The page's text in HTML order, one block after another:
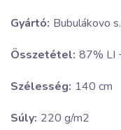
Gyártó: Bubulákovo
Összetétel: 87% LI
Szélesség: 140 cm
Súly: 220 g/m2